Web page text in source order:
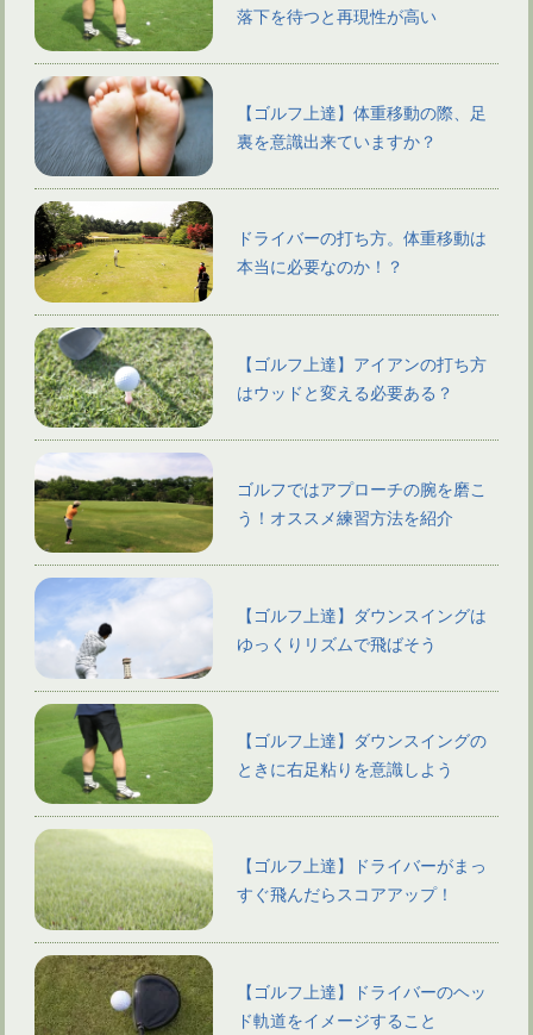
落下を待つと再現性が高い
【ゴルフ上達】体重移動の際、足
裏を意識出来ていますか？
ドライバーの打ち方。体重移動は
本当に必要なのか！？
【ゴルフ上達】アイアンの打ち方
はウッドと変える必要ある？
ゴルフではアプローチの腕を磨こ
う！オススメ練習方法を紹介
【ゴルフ上達】ダウンスイングは
ゆっくりリズムで飛ばそう
【ゴルフ上達】ダウンスイングの
ときに右足粘りを意識しよう
【ゴルフ上達】ドライバーがまっ
すぐ飛んだらスコアアップ！
【ゴルフ上達】ドライバーのヘッ
ド軌道をイメージすること